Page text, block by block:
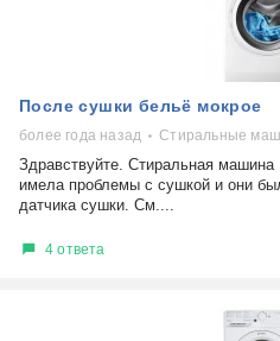
После сушки бельё мокрое
более года назад Стиральные
Здравствуйте. Стиральная
имела проблемы с сушкой и они
датчика сушки. См....
4 ответа